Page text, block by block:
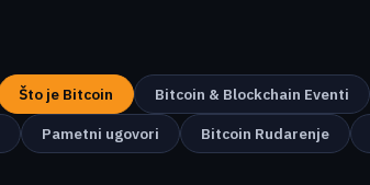
Što je Bitcoin Bitcoin & Blockchain Eventi
Pametni ugovori Bitcoin Rudarenje